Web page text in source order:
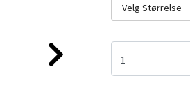
Velg Størrelse